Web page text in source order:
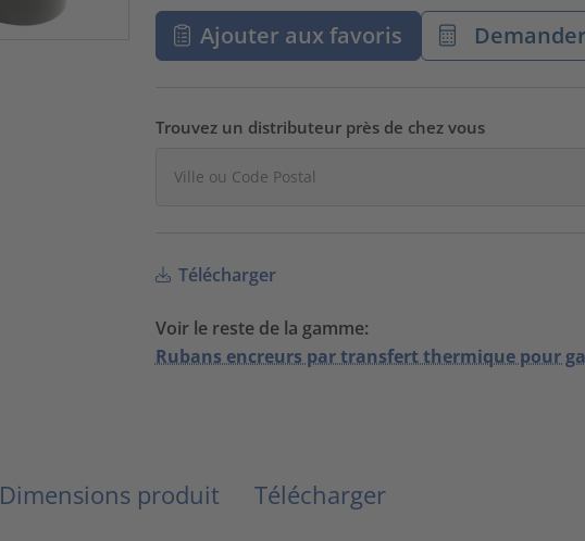
Ajouter aux favoris
Trouvez un distributeur près de chez vous
Télécharger
Voir le reste de la gamme:
Rubans encreurs par transfert thermique pour
Dimensions produit Télécharger